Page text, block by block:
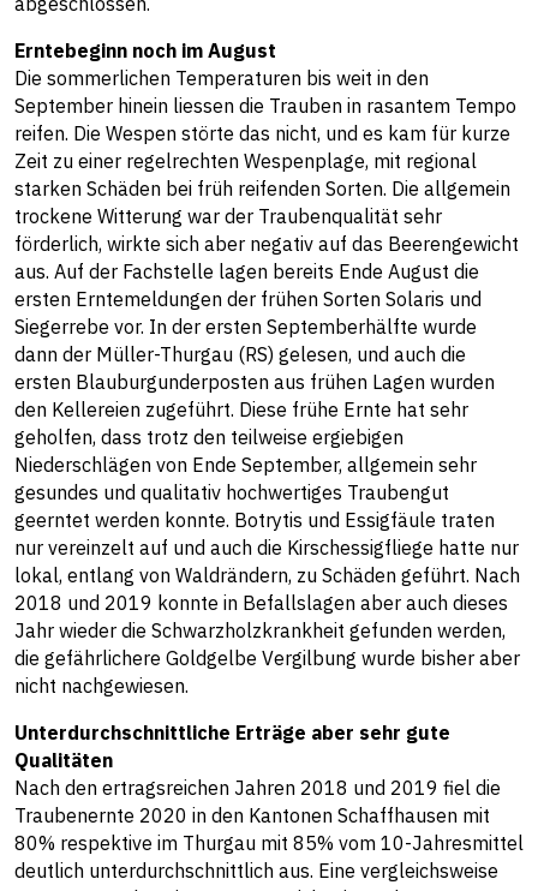
Erntebeginn noch im August
Die sommerlichen Temperaturen bis weit in den
September hinein liessen die Trauben in rasantem Tempo
reifen. Die Wespen störte das nicht, und es kam für kurze
Zeit zu einer regelrechten Wespenplage, mit regional
starken Schäden bei früh reifenden Sorten. Die allgemein
trockene Witterung war der Traubenqualität sehr
förderlich, wirkte sich aber negativ auf das Beerengewicht
aus. Auf der Fachstelle lagen bereits Ende August die
ersten Erntemeldungen der frühen Sorten Solaris und
Siegerrebe vor. In der ersten Septemberhälfte wurde
dann der Müller-Thurgau (RS) gelesen, und auch die
ersten Blauburgunderposten aus frühen Lagen wurden
den Kellereien zugeführt. Diese frühe Ernte hat sehr
geholfen, dass trotz den teilweise ergiebigen
Niederschlägen von Ende September, allgemein sehr
gesundes und qualitativ hochwertiges Traubengut
geerntet werden konnte. Botrytis und Essigfäule traten
nur vereinzelt auf und auch die Kirschessigfliege hatte nur
lokal, entlang von Waldrändern, zu Schäden geführt. Nach
2018 und 2019 konnte in Befallslagen aber auch dieses
Jahr wieder die Schwarzholzkrankheit gefunden werden,
die gefährlichere Goldgelbe Vergilbung wurde bisher aber
nicht nachgewiesen.
Unterdurchschnittliche Erträge aber sehr gute
Qualitäten
Nach den ertragsreichen Jahren 2018 und 2019 fiel die
Traubenernte 2020 in den Kantonen Schaffhausen mit
80% respektive im Thurgau mit 85% vom 10-Jahresmittel
deutlich unterdurchschnittlich aus. Eine vergleichsweise